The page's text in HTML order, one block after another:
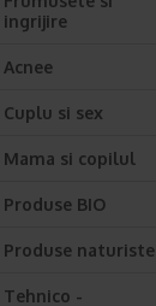
ingrijire
Acnee
Cuplu si sex
Mama si copilul
Produse BIO
Produse naturiste
Tehnico -